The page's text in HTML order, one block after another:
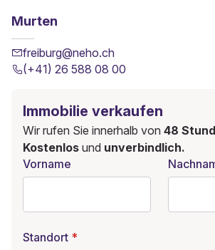
Murten
freiburg@neho.ch
(+41) 26 588 08 00
Immobilie verkaufen
Wir rufen Sie innerhalb von 48
Kostenlos und unverbindlich.
Vorname
Standort